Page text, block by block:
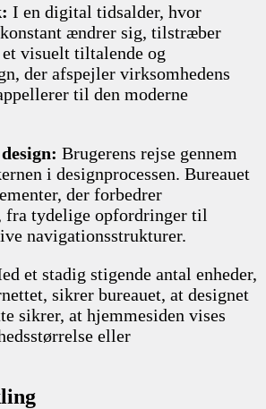
I en digital tidsalder, hvor
ændrer sig, tilstræber
et visuelt tiltalende og
der afspejler virksomhedens
til den moderne
Brugerens rejse gennem
i designprocessen. Bureauet
der forbedrer
fra tydelige opfordringer til
navigationsstrukturer.
et stadig stigende antal enheder,
sikrer bureauet, at designet
sikrer, at hjemmesiden vises
eller